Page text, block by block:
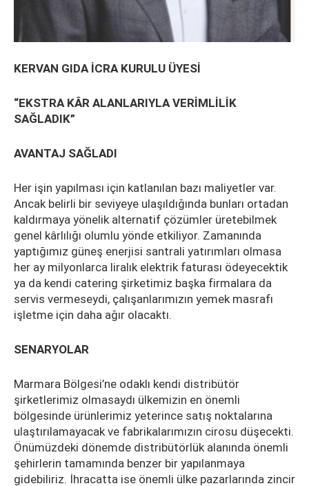
KERVAN GIDA İCRA KURULU ÜYESİ
“EKSTRA KÂR ALANLARIYLA VERİMLİLİK
SAĞLADIK”
AVANTAJ SAĞLADI
Her işin yapılması için katlanılan bazı maliyetler var.
Ancak belirli bir seviyeye ulaşıldığında bunları ortadan
kaldırmaya yönelik alternatif çözümler üretebilmek
genel kârlılığı olumlu yönde etkiliyor. Zamanında
yaptığımız güneş enerjisi santrali yatırımları olmasa
her ay milyonlarca liralık elektrik faturası ödeyecektik
ya da kendi catering şirketimiz başka firmalara da
servis vermeseydi, çalışanlarımızın yemek masrafı
işletme için daha ağır olacaktı.
SENARYOLAR
Marmara Bölgesi’ne odaklı kendi distribütör
şirketlerimiz olmasaydı ülkemizin en önemli
bölgesinde ürünlerimiz yeterince satış noktalarına
ulaştırılamayacak ve fabrikalarımızın cirosu düşecekti.
Önümüzdeki dönemde distribütörlük alanında önemli
şehirlerin tamamında benzer bir yapılanmaya
gidebiliriz. İhracatta ise önemli ülke pazarlarında zincir